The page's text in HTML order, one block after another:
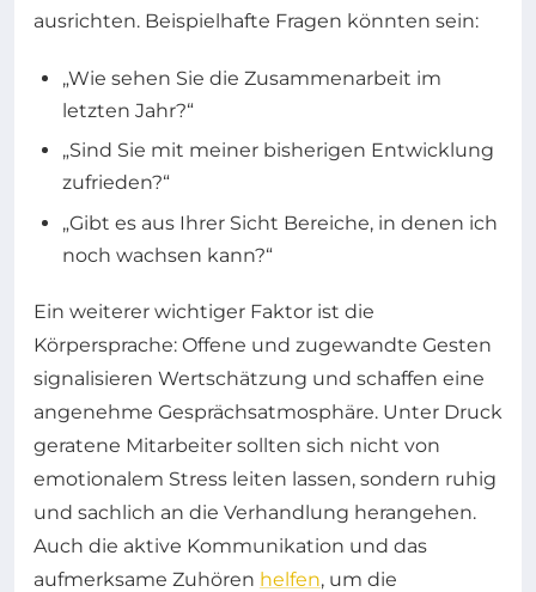
ausrichten. Beispielhafte Fragen könnten sein:
„Wie sehen Sie die Zusammenarbeit im
letzten Jahr?“
„Sind Sie mit meiner bisherigen Entwicklung
zufrieden?“
„Gibt es aus Ihrer Sicht Bereiche, in denen ich
noch wachsen kann?“
Ein weiterer wichtiger Faktor ist die
Körpersprache: Offene und zugewandte Gesten
signalisieren Wertschätzung und schaffen eine
angenehme Gesprächsatmosphäre. Unter Druck
geratene Mitarbeiter sollten sich nicht von
emotionalem Stress leiten lassen, sondern ruhig
und sachlich an die Verhandlung herangehen.
Auch die aktive Kommunikation und das
aufmerksame Zuhören helfen, um die